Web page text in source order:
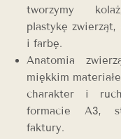
tworzymy
plastykę zwierząt,
i farbę.
Anatomia
miękkim
charakter i
formacie A3,
faktury.